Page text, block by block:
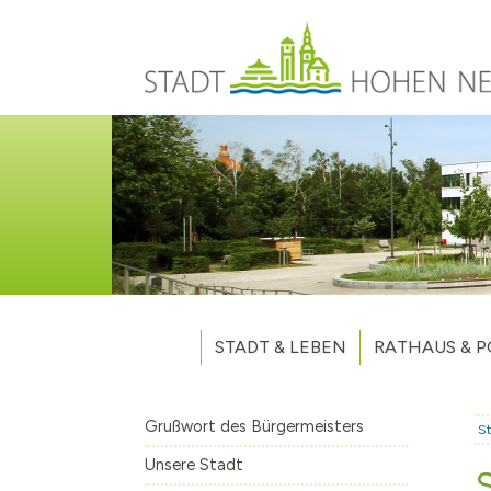
STADT & LEBEN
Unsere Stadt
Aktuelles
Weitere
RATHAUS &
Grußwort des Bürgermeisters
Unsere Stadt